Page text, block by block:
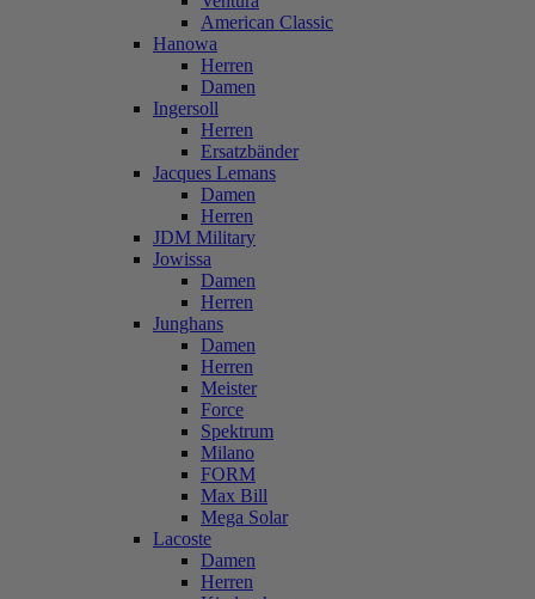
American Classic
Hanowa
Herren
Damen
Ingersoll
Herren
Ersatzbänder
Jacques Lemans
Damen
Herren
JDM Military
Jowissa
Damen
Herren
Junghans
Damen
Herren
Meister
Force
Spektrum
Milano
FORM
Max Bill
Mega Solar
Lacoste
Damen
Herren